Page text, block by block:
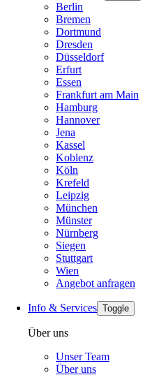
Berlin
Bremen
Dortmund
Dresden
Düsseldorf
Erfurt
Essen
Frankfurt am Main
Hamburg
Hannover
Jena
Kassel
Koblenz
Köln
Krefeld
Leipzig
München
Münster
Nürnberg
Siegen
Stuttgart
Wien
Angebot anfragen
Info & Services Toggle
Über uns
Unser Team
Über uns